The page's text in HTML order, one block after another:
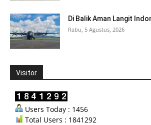
Di Balik Aman Langit
Rabu, 5 Agustus, 2026
Visitor
Users Today : 1456
Total Users : 1841292